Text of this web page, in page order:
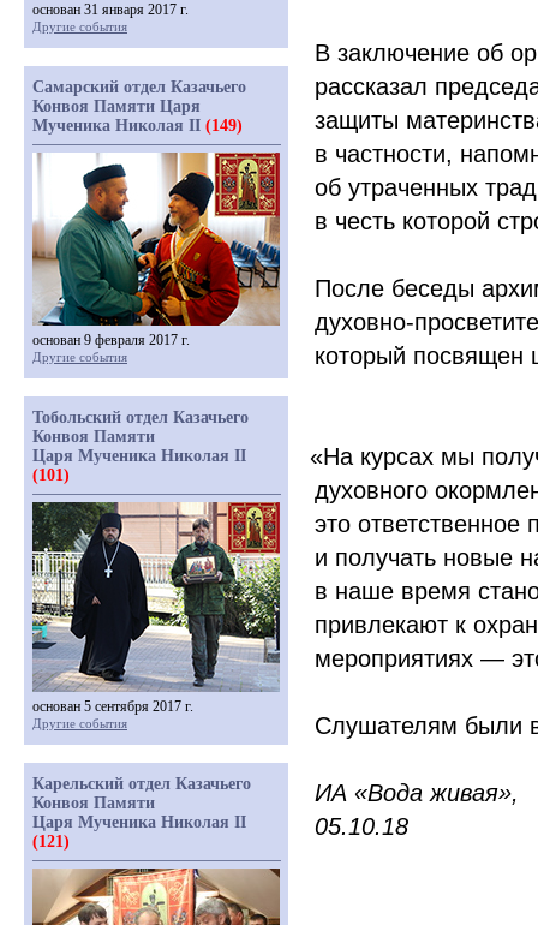
В заключение об
рассказал
защиты
в частности,
об утраченных
в честь которой
После беседы
духовно-
который посвящен
«На курсах мы
духовного
это
и получать новые
в наше время
привлекают к
мероприятиях —
Слушателям были
ИА «Вода живая»,
05.10.18
основан 31 января 2017 г.
Другие события
Самарский отдел Казачьего
Конвоя Памяти Царя
Мученика Николая II (149)
основан 9 февраля 2017 г.
Другие события
Тобольский отдел Казачьего
Конвоя Памяти
Царя Мученика Николая II
(101)
основан 5 сентября 2017 г.
Другие события
Карельский отдел Казачьего
Конвоя Памяти
Царя Мученика Николая II
(121)